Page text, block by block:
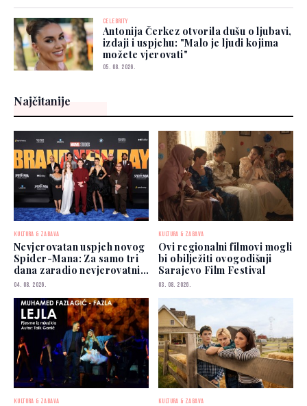
CELEBRITY
Antonija Čerkez otvorila dušu o ljubavi,
izdaji i uspjehu: "Malo je ljudi kojima
možete vjerovati"
05. 08. 2026.
Najčitanije
KULTURA & ZABAVA
Nevjerovatan uspjeh novog
Spider-Mana: Za samo tri
dana zaradio nevjerovatnih
927 miliona dolara
04. 08. 2026.
KULTURA & ZABAVA
Ovi regionalni filmovi mogli
bi obilježiti ovogodišnji
Sarajevo Film Festival
03. 08. 2026.
KULTURA & ZABAVA KULTURA & ZABAVA